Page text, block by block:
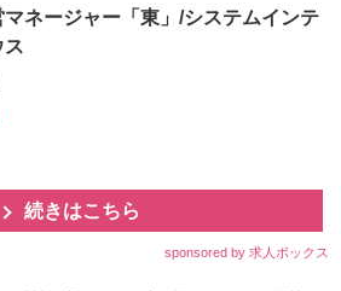
マネージャー「東」/システムインテ
ス
続きはこちら
sponsored by 求人ボックス